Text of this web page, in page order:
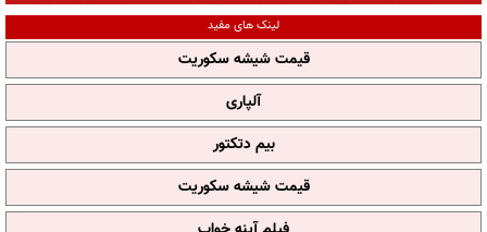
لینک های مفید
قیمت شیشه سکوریت
آلپاری
بیم دتکتور
قیمت شیشه سکوریت